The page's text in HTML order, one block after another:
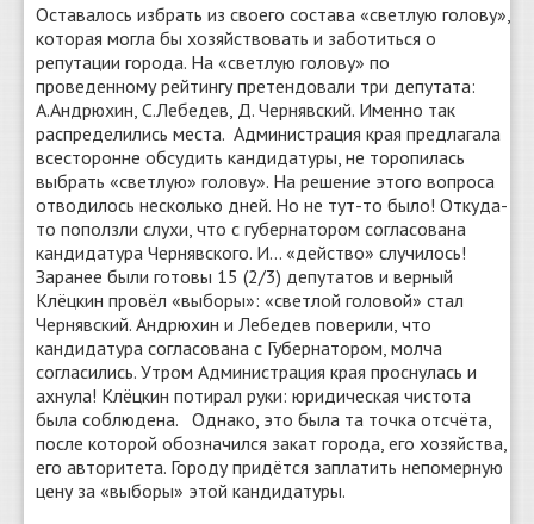
Оставалось избрать из своего состава «светлую голову»,
которая могла бы хозяйствовать и заботиться о
репутации города. На «светлую голову» по
проведенному рейтингу претендовали три депутата:
А.Андрюхин, С.Лебедев, Д. Чернявский. Именно так
распределились места. Администрация края предлагала
всесторонне обсудить кандидатуры, не торопилась
выбрать «светлую» голову». На решение этого вопроса
отводилось несколько дней. Но не тут-то было! Откуда-
то поползли слухи, что с губернатором согласована
кандидатура Чернявского. И… «действо» случилось!
Заранее были готовы 15 (2/3) депутатов и верный
Клёцкин провёл «выборы»: «светлой головой» стал
Чернявский. Андрюхин и Лебедев поверили, что
кандидатура согласована с Губернатором, молча
согласились. Утром Администрация края проснулась и
ахнула! Клёцкин потирал руки: юридическая чистота
была соблюдена. Однако, это была та точка отсчёта,
после которой обозначился закат города, его хозяйства,
его авторитета. Городу придётся заплатить непомерную
цену за «выборы» этой кандидатуры.